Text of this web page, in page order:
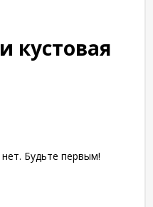
кустовая
Будьте первым!